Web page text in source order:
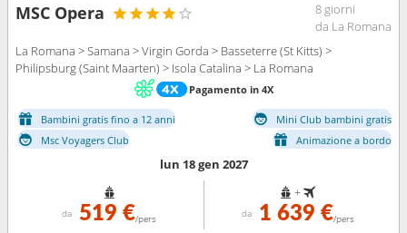
MSC Opera
8 giorni
da La Romana
La Romana > Samana > Virgin Gorda > Basseterre (St Kitts) >
Philipsburg (Saint Maarten) > Isola Catalina > La Romana
Pagamento in 4X
Bambini gratis fino a 12 anni
Mini Club bambini gratis
Msc Voyagers Club
Animazione a bordo
lun 18 gen 2027
da 519 €/pers
+
da 1 639 €/pers